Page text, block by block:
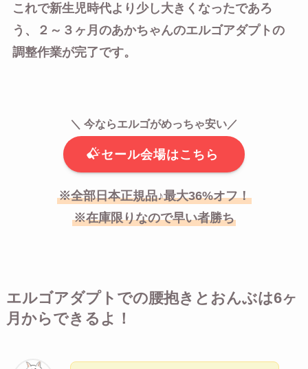
これで新生児時代より少し大きくなったであろ
う、２～３ヶ月のあかちゃんのエルゴアダプトの
調整作業が完了です。
＼ 今ならエルゴがめっちゃ安い／
セール会場はこちら
※全部日本正規品♪最大36%オフ！
※在庫限りなので早い者勝ち
エルゴアダプトでの腰抱きとおんぶは6ヶ
月からできるよ！